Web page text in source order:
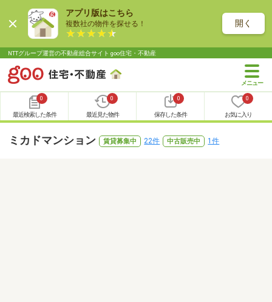
アプリ版はこちら
複数社の物件を探せる！ 開く
NTTグループ運営の不動産総合サイト goo住宅・不動産
0
最近検索した条件
0
最近見た物件
0
保存した条件
0
お気に入り
ミカドマンション 賃貸募集中 22件 中古販売中 1件